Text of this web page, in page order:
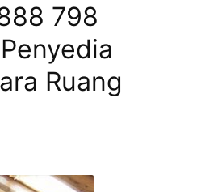
798
Ruang